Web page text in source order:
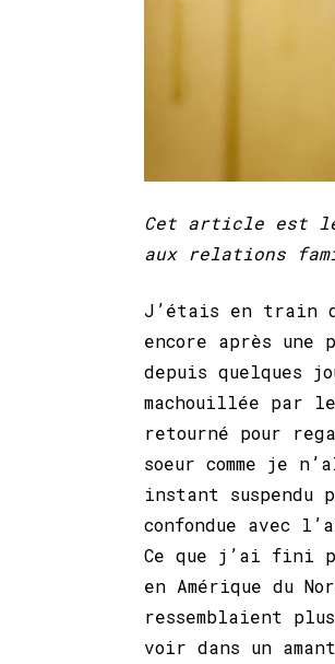
Cet article est le
aux relations
J’étais en train
encore après
depuis quelques
machouillée par
retourné pour
soeur comme je
instant suspendu
confondue avec
Ce que j’ai fini
en Amérique du
ressemblaient
voir dans un